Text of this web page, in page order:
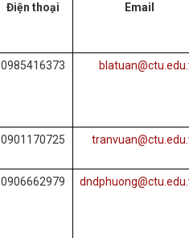
Điện thoại Email
0985416373
0901170725
0906662979